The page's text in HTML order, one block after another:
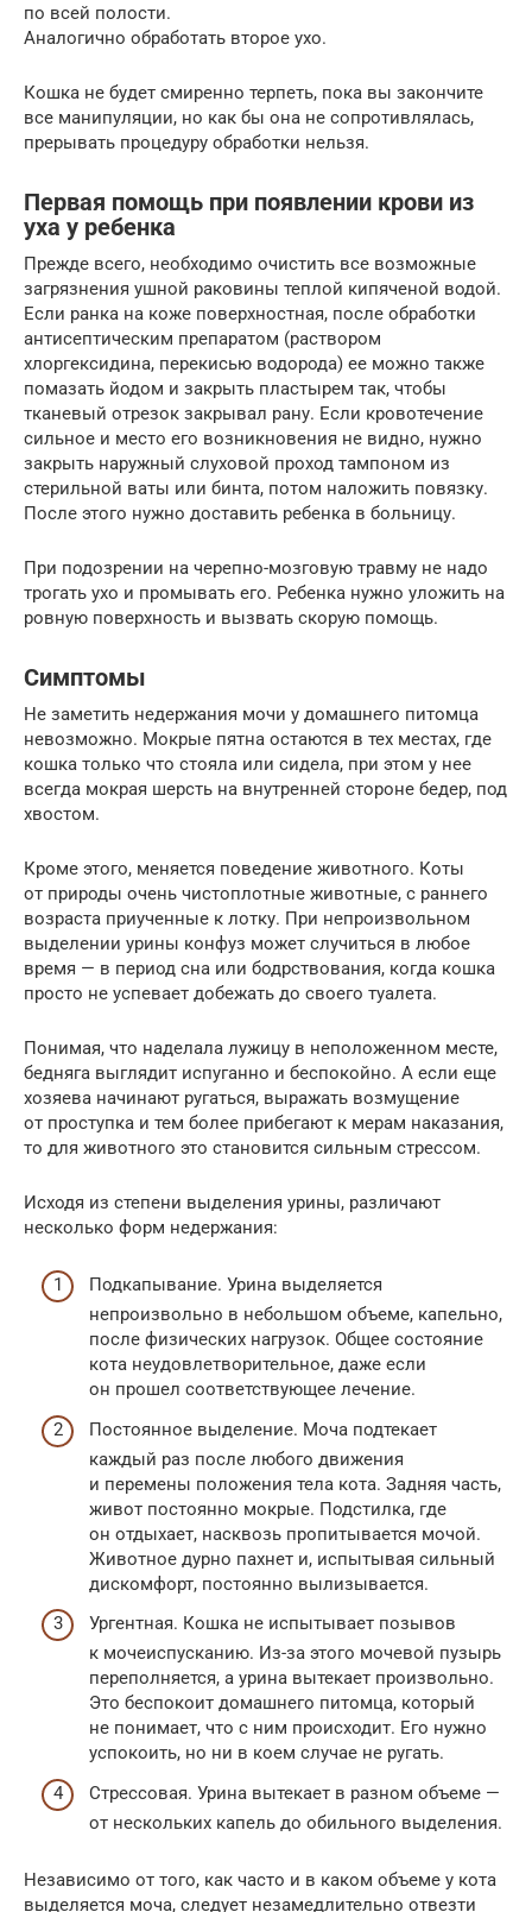
по всей полости.
Аналогично обработать второе ухо.
Кошка не будет смиренно терпеть, пока вы закончите
все манипуляции, но как бы она не сопротивлялась,
прерывать процедуру обработки нельзя.
Первая помощь при появлении крови из
уха у ребенка
Прежде всего, необходимо очистить все возможные
загрязнения ушной раковины теплой кипяченой водой.
Если ранка на коже поверхностная, после обработки
антисептическим препаратом (раствором
хлоргексидина, перекисью водорода) ее можно также
помазать йодом и закрыть пластырем так, чтобы
тканевый отрезок закрывал рану. Если кровотечение
сильное и место его возникновения не видно, нужно
закрыть наружный слуховой проход тампоном из
стерильной ваты или бинта, потом наложить повязку.
После этого нужно доставить ребенка в больницу.
При подозрении на черепно-мозговую травму не надо
трогать ухо и промывать его. Ребенка нужно уложить на
ровную поверхность и вызвать скорую помощь.
Симптомы
Не заметить недержания мочи у домашнего питомца
невозможно. Мокрые пятна остаются в тех местах, где
кошка только что стояла или сидела, при этом у нее
всегда мокрая шерсть на внутренней стороне бедер, под
хвостом.
Кроме этого, меняется поведение животного. Коты
от природы очень чистоплотные животные, с раннего
возраста приученные к лотку. При непроизвольном
выделении урины конфуз может случиться в любое
время — в период сна или бодрствования, когда кошка
просто не успевает добежать до своего туалета.
Понимая, что наделала лужицу в неположенном месте,
бедняга выглядит испуганно и беспокойно. А если еще
хозяева начинают ругаться, выражать возмущение
от проступка и тем более прибегают к мерам наказания,
то для животного это становится сильным стрессом.
Исходя из степени выделения урины, различают
несколько форм недержания:
Подкапывание. Урина выделяется
непроизвольно в небольшом объеме, капельно,
после физических нагрузок. Общее состояние
кота неудовлетворительное, даже если
он прошел соответствующее лечение.
Постоянное выделение. Моча подтекает
каждый раз после любого движения
и перемены положения тела кота. Задняя часть,
живот постоянно мокрые. Подстилка, где
он отдыхает, насквозь пропитывается мочой.
Животное дурно пахнет и, испытывая сильный
дискомфорт, постоянно вылизывается.
Ургентная. Кошка не испытывает позывов
к мочеиспусканию. Из-за этого мочевой пузырь
переполняется, а урина вытекает произвольно.
Это беспокоит домашнего питомца, который
не понимает, что с ним происходит. Его нужно
успокоить, но ни в коем случае не ругать.
Стрессовая. Урина вытекает в разном объеме —
от нескольких капель до обильного выделения.
Независимо от того, как часто и в каком объеме у кота
выделяется моча, следует незамедлительно отвезти